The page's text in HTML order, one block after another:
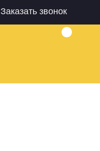
Заказать звонок